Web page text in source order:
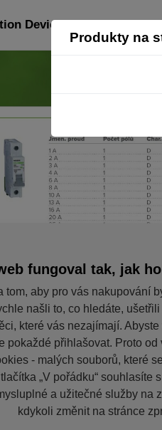
Produkty na
Devices_CZ: strana 23
fungoval tak, jak
tom, aby pro vás nakupování
našli to, co hledáte,
které vás nezajímají.
pokaždé přihlašovat. Proto
- malých souborů, které
„V pořádku“ souhlasíte
a užitečné služby na
kdykoli změnit na stránce